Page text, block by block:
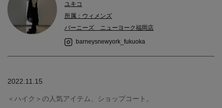
ユキコ
所属：ウィメンズ
バーニーズ ニューヨーク福岡店
barneysnewyork_fukuoka
2022.11.15
＜ハイク＞の人気アイテム、ショップコート。